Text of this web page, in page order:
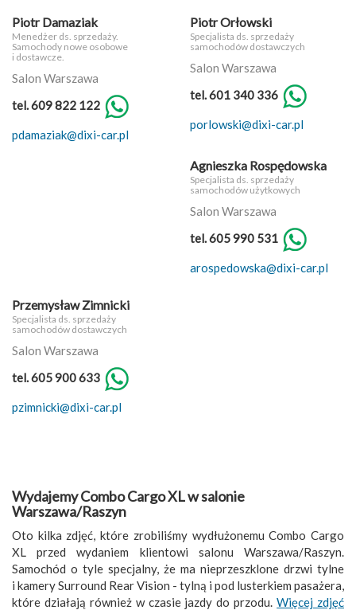
Piotr Damaziak
Menedżer ds. sprzedaży.
Samochody nowe osobowe
i dostawcze.
Salon Warszawa
tel. 609 822 122
pdamaziak@dixi-car.pl
Piotr Orłowski
Specjalista ds. sprzedaży
samochodów dostawczych
Salon Warszawa
tel. 601 340 336
porlowski@dixi-car.pl
Agnieszka Rospędowska
Specjalista ds. sprzedaży
samochodów użytkowych
Salon Warszawa
tel. 605 990 531
arospedowska@dixi-car.pl
Przemysław Zimnicki
Specjalista ds. sprzedaży
samochodów dostawczych
Salon Warszawa
tel. 605 900 633
pzimnicki@dixi-car.pl
Wydajemy Combo Cargo XL w salonie
Warszawa/Raszyn
Oto kilka zdjęć, które zrobiliśmy wydłużonemu Combo Cargo
XL przed wydaniem klientowi salonu Warszawa/Raszyn.
Samochód o tyle specjalny, że ma nieprzeszklone drzwi tylne
i kamery Surround Rear Vision - tylną i pod lusterkiem pasażera,
które działają również w czasie jazdy do przodu.Więcej zdjęć